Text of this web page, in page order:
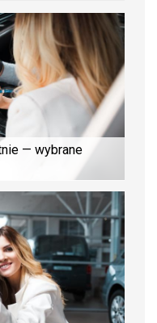
— wybrane